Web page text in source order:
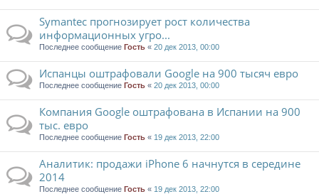
Symantec прогнозирует рост количества
информационных угро...
Последнее сообщение Гость « 20 дек 2013, 00:00
Испанцы оштрафовали Google на 900 тысяч евро
Последнее сообщение Гость « 20 дек 2013, 00:00
Компания Google оштрафована в Испании на 900
тыс. евро
Последнее сообщение Гость « 19 дек 2013, 22:00
Аналитик: продажи iPhone 6 начнутся в середине
2014
Последнее сообщение Гость « 19 дек 2013, 22:00